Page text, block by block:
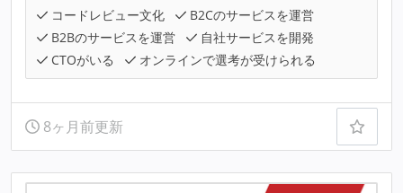
コードレビュー文化
B2Cのサービスを運営
B2Bのサービスを運営
自社サービスを開発
CTOがいる
オンラインで選考が受けられる
8ヶ月前更新